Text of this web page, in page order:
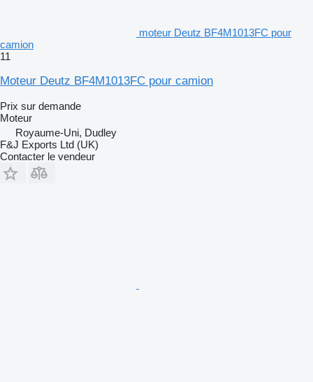
moteur Deutz BF4M1013FC pour
camion
11
Moteur Deutz BF4M1013FC pour camion
Prix sur demande
Moteur
Royaume-Uni, Dudley
F&J Exports Ltd (UK)
Contacter le vendeur